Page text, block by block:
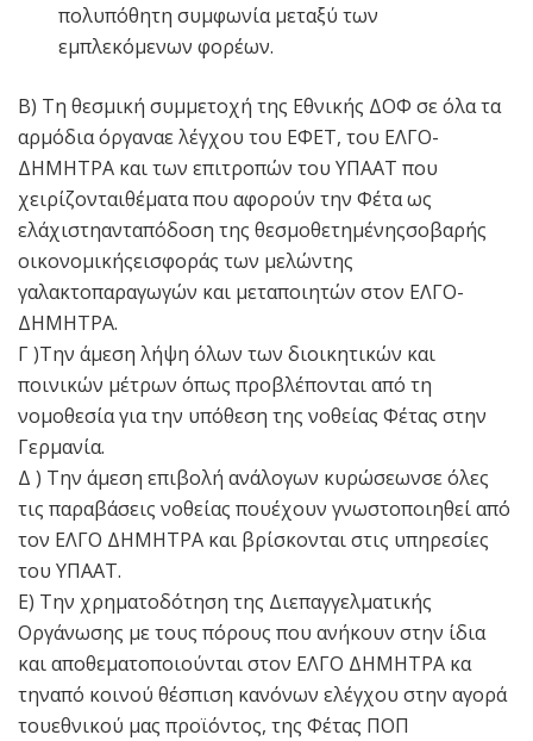
πολυπόθητη συμφωνία μεταξύ των
εμπλεκόμενων φορέων.
Β) Τη θεσμική συμμετοχή της Εθνικής ΔΟΦ σε όλα τα
αρμόδια όργαναε λέγχου του ΕΦΕΤ, του ΕΛΓΟ-
ΔΗΜΗΤΡΑ και των επιτροπών του ΥΠΑΑΤ που
χειρίζονταιθέματα που αφορούν την Φέτα ως
ελάχιστηανταπόδοση της θεσμοθετημένηςσοβαρής
οικονομικήςεισφοράς των μελώντης
γαλακτοπαραγωγών και μεταποιητών στον ΕΛΓΟ-
ΔΗΜΗΤΡΑ.
Γ )Την άμεση λήψη όλων των διοικητικών και
ποινικών μέτρων όπως προβλέπονται από τη
νομοθεσία για την υπόθεση της νοθείας Φέτας στην
Γερμανία.
Δ ) Την άμεση επιβολή ανάλογων κυρώσεωνσε όλες
τις παραβάσεις νοθείας πουέχουν γνωστοποιηθεί από
τον ΕΛΓΟ ΔΗΜΗΤΡΑ και βρίσκονται στις υπηρεσίες
του ΥΠΑΑΤ.
Ε) Την χρηματοδότηση της Διεπαγγελματικής
Οργάνωσης με τους πόρους που ανήκουν στην ίδια
και αποθεματοποιούνται στον ΕΛΓΟ ΔΗΜΗΤΡΑ κα
τηναπό κοινού θέσπιση κανόνων ελέγχου στην αγορά
τουεθνικού μας προϊόντος, της Φέτας ΠΟΠ